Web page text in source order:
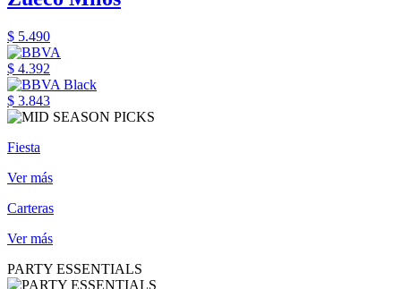
$ 5.490
$ 4.392
$ 3.843
Fiesta
Ver más
Carteras
Ver más
PARTY ESSENTIALS